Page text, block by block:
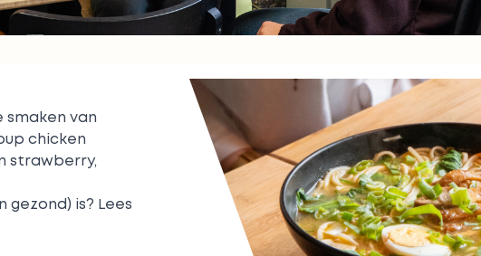
smaken van
chicken
strawberry,
gezond) is? Lees